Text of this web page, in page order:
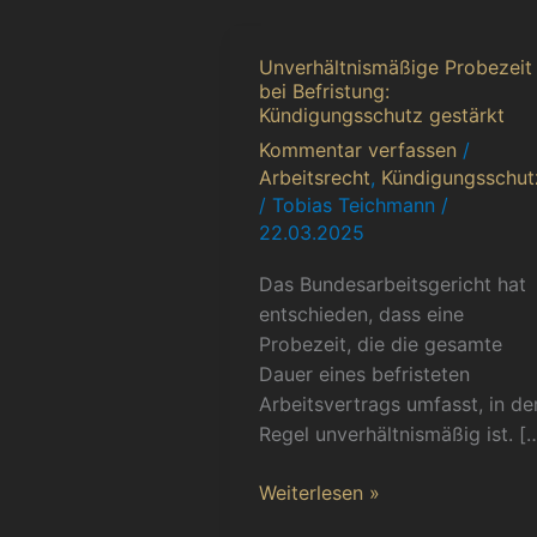
Unverhältnismäßige Probezeit
bei Befristung:
Kündigungsschutz gestärkt
Kommentar verfassen /
Arbeitsrecht,
/ Tobias Teichmann /
22.03.2025
Das Bundesarbeitsgericht hat
entschieden, dass eine
Probezeit, die die gesamte
Dauer eines befristeten
Arbeitsvertrags umfasst, in
Regel unverhältnismäßig ist.
Unverhältnismäßige
Probezeit
bei
Befristung:
Kündigungsschutz
gestärkt
Weiterlesen »